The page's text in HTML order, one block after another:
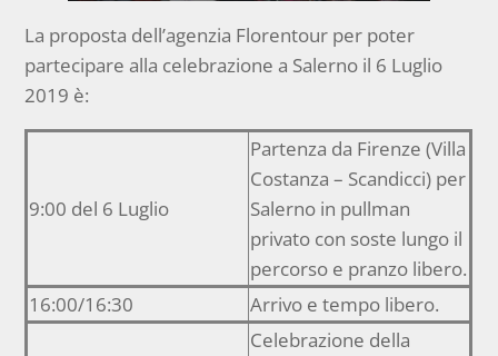
La proposta dell’agenzia Florentour per poter
partecipare alla celebrazione a Salerno il 6 Luglio
2019 è:
9:00 del 6 Luglio
Partenza da Firenze (Villa
Costanza – Scandicci) per
Salerno in pullman
privato con soste lungo il
percorso e pranzo libero.
16:00/16:30
Arrivo e tempo libero.
Celebrazione della